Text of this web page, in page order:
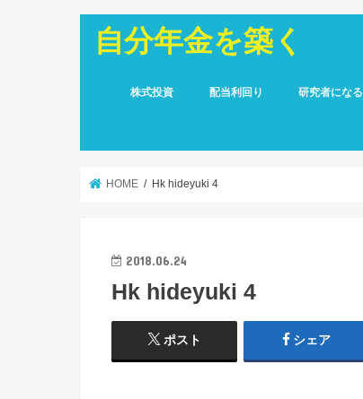
自分年金を築く
株式投資 配当利回り 研究者になる
HOME Hk hideyuki 4
2018.06.24
Hk hideyuki 4
ポスト シェア